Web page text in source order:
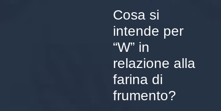
Cosa si
intende per
“W” in
relazione alla
farina di
frumento?